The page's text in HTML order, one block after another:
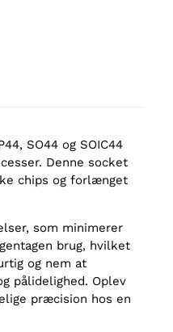
SO44 og SOIC44
Denne socket
chips og forlænget
som minimerer
brug, hvilket
og nem at
pålidelighed. Oplev
præcision hos en